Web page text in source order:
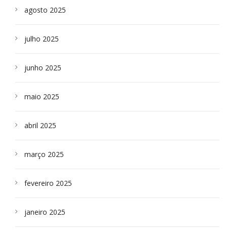
agosto 2025
julho 2025
junho 2025
maio 2025
abril 2025
março 2025
fevereiro 2025
janeiro 2025